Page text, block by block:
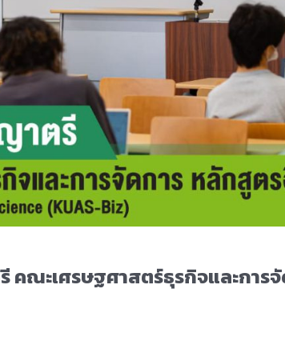
ณะเศรษฐศาสตร์ธุรกิจและการ